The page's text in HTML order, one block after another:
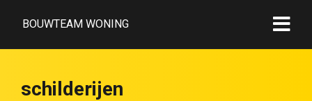
BOUWTEAM WONING
schilderijen